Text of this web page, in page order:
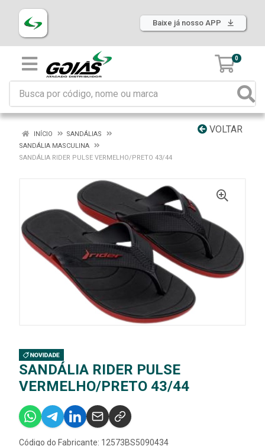
Baixe já nosso APP
0
VOLTAR
INÍCIO
SANDÁLIAS
SANDÁLIA MASCULINA
SANDÁLIA RIDER PULSE VERMELHO/PRETO 43/44
SANDÁLIA RIDER PULSE
VERMELHO/PRETO 43/44
Código do Fabricante: 12573BS5090434